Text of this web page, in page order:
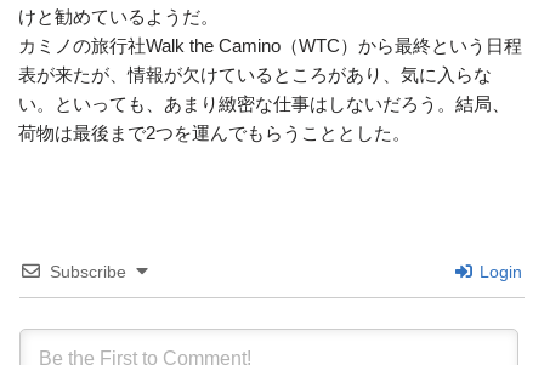
けと勧めているようだ。
カミノの旅行社Walk the Camino（WTC）から最終という日程
表が来たが、情報が欠けているところがあり、気に入らな
い。といっても、あまり緻密な仕事はしないだろう。結局、
荷物は最後まで2つを運んでもらうこととした。
Subscribe Login